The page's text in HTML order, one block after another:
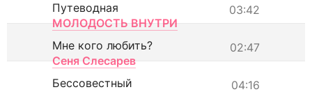
03:42
Путеводная
МОЛОДОСТЬ ВНУТРИ
02:47
Мне кого любить?
Сеня Слесарев
04:16
Бессовестный